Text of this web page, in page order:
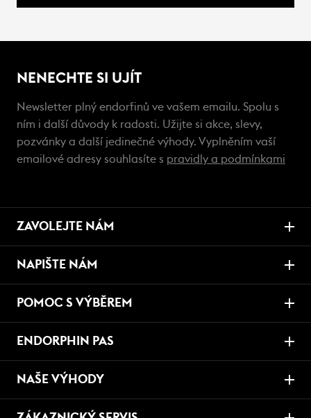
NENECHTE SI UJÍT
Newsletter plný endorfinů ve vašem emailu. Spolu s
ním i další důvody k radosti. Užijte si akce, slevy,
pozvánky a další jedinečné výhody. Vyplněním vaší
emailové adresy souhlasíte s pravidly a podmínkami
ZAVOLEJTE NÁM
NAPIŠTE NÁM
POMOC S VÝBĚREM
ENDORPHIN PAS
NAŠE VÝHODY